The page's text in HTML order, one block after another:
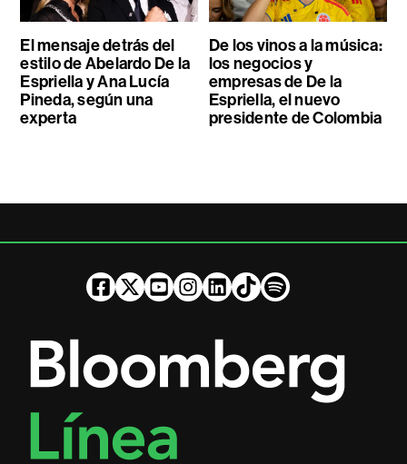
El mensaje detrás del
estilo de Abelardo De la
Espriella y Ana Lucía
Pineda, según una
experta
De los vinos a la música:
los negocios y
empresas de De la
Espriella, el nuevo
presidente de Colombia